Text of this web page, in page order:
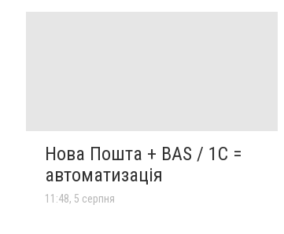
Нова Пошта + BAS / 1C =
автоматизація
11:48, 5 серпня